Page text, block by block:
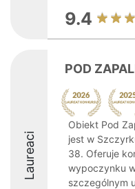
9.4
Laureaci
POD
Obiekt Pod
jest w
38. Oferuje
wypoczynku
szczególnym